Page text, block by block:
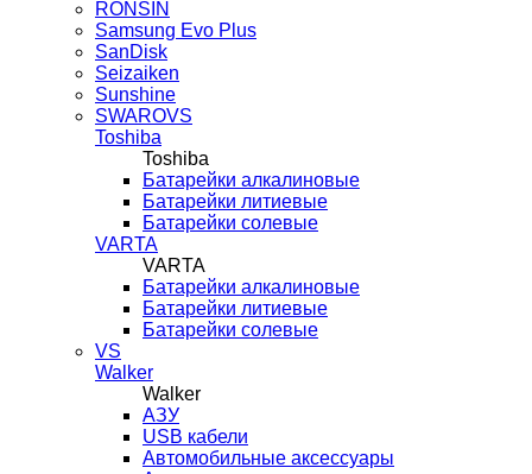
RONSIN
Samsung Evo Plus
SanDisk
Seizaiken
Sunshine
SWAROVS
Toshiba
Toshiba
Батарейки алкалиновые
Батарейки литиевые
Батарейки солевые
VARTA
VARTA
Батарейки алкалиновые
Батарейки литиевые
Батарейки солевые
VS
Walker
Walker
AЗУ
USB кабели
Автомобильные аксессуары